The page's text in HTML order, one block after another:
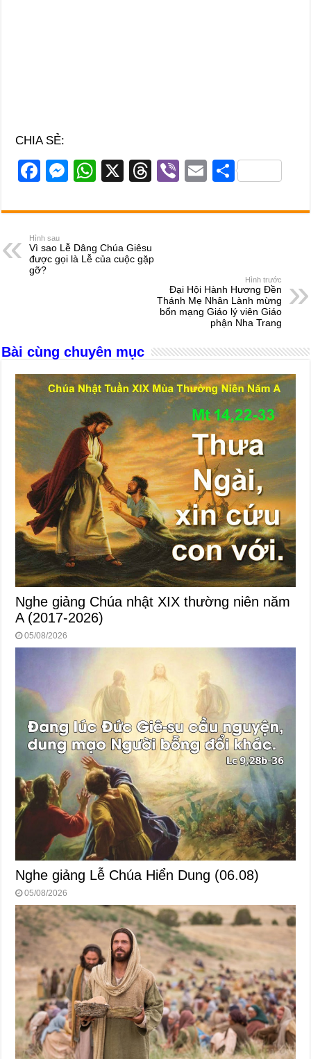
CHIA SẺ:
F
c
e
b
o
M
ss
e
n
W
at
A
X
T
e
d
Vi
er
E
ail
S
ar
Hình sau
Vì sao Lễ Dâng Chúa Giêsu
được gọi là Lễ của cuộc gặp
gỡ?
Hình trước
Đại Hội Hành Hương Đền
Thánh Mẹ Nhân Lành mừng
bổn mạng Giáo lý viên Giáo
phận Nha Trang
Bài cùng chuyên mục
Nghe giảng Chúa nhật XIX thường niên năm
A (2017-2026)
05/08/2026
Nghe giảng Lễ Chúa Hiển Dung (06.08)
05/08/2026